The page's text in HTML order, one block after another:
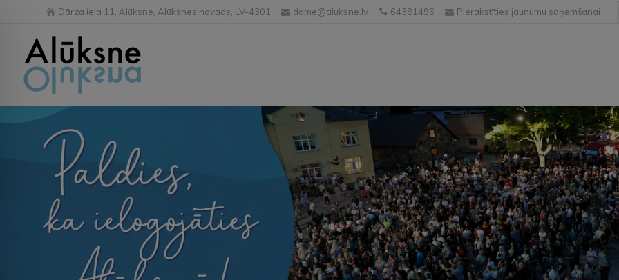
Dārza iela 11, Alūksne, Alūksnes novads, LV-4301 dome@aluksne.lv 64381496 Pierakstīties jaunumu saņemšanai